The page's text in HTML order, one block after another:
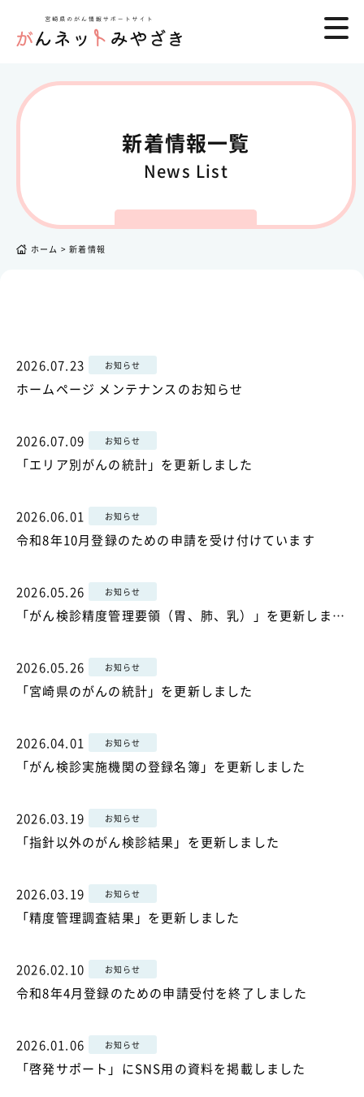
新着情報一覧
News List
ホーム >新着情報
2026.07.23 お知らせ
ホームページ メンテナンスのお知らせ
2026.07.09 お知らせ
「エリア別がんの統計」を更新しました
2026.06.01 お知らせ
令和8年10月登録のための申請を受け付けています
2026.05.26 お知らせ
「がん検診精度管理要領（胃、肺、乳）」を更新しました
2026.05.26 お知らせ
「宮崎県のがんの統計」を更新しました
2026.04.01 お知らせ
「がん検診実施機関の登録名簿」を更新しました
2026.03.19 お知らせ
「指針以外のがん検診結果」を更新しました
2026.03.19 お知らせ
「精度管理調査結果」を更新しました
2026.02.10 お知らせ
令和8年4月登録のための申請受付を終了しました
2026.01.06 お知らせ
「啓発サポート」にSNS用の資料を掲載しました